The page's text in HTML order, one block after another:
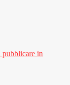
pubblicare in